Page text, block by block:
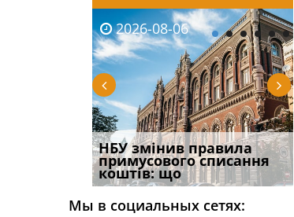
2026-08-06
НБУ змінив правила
примусового списання
коштів: що
2026-08-03
Водії можуть отримати
компенсацію за
незаконні дії
Мы в социальных сетях: